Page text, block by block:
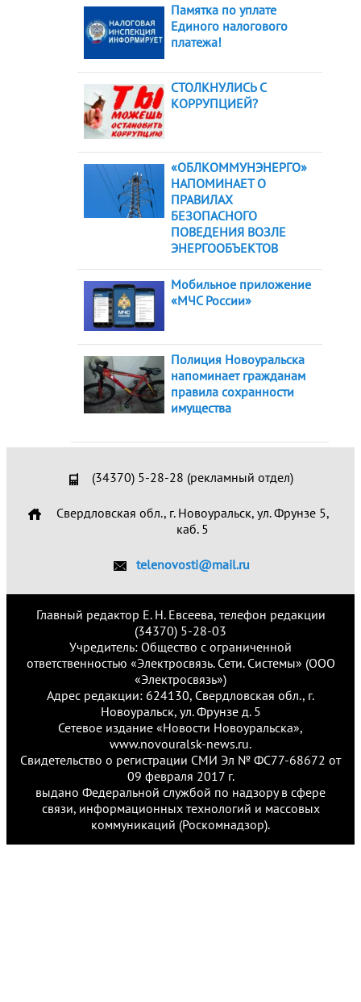
Памятка по уплате
Единого налогового
платежа!
СТОЛКНУЛИСЬ С
КОРРУПЦИЕЙ?
«ОБЛКОММУНЭНЕРГО»
НАПОМИНАЕТ О
ПРАВИЛАХ
БЕЗОПАСНОГО
ПОВЕДЕНИЯ ВОЗЛЕ
ЭНЕРГООБЪЕКТОВ
Мобильное приложение
«МЧС России»
Полиция Новоуральска
напоминает гражданам
правила сохранности
имущества
(34370) 5-28-28 (рекламный отдел)
Свердловская обл., г. Новоуральск, ул. Фрунзе 5,
каб. 5
telenovosti@mail.ru
Главный редактор Е. Н. Евсеева, телефон редакции
(34370) 5-28-03
Учредитель: Общество с ограниченной
ответственностью «Электросвязь. Сети. Системы» (ООО
«Электросвязь»)
Адрес редакции: 624130, Свердловская обл., г.
Новоуральск, ул. Фрунзе д. 5
Сетевое издание «Новости Новоуральска»,
www.novouralsk-news.ru.
Свидетельство о регистрации СМИ Эл № ФС77-68672 от
09 февраля 2017 г.
выдано Федеральной службой по надзору в сфере
связи, информационных технологий и массовых
коммуникаций (Роскомнадзор).